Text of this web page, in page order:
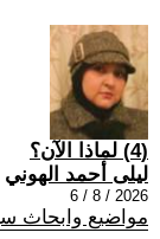
(4) لماذا الآن؟
ليلى أحمد الهوني
2026 / 8 / 6
مواضيع وابحاث